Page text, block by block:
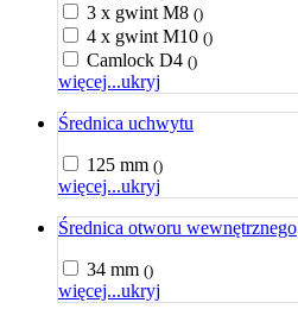
3 x gwint M8 ()
4 x gwint M10 ()
Camlock D4 ()
więcej...ukryj
Średnica uchwytu
125 mm ()
więcej...ukryj
Średnica otworu wewnętrznego
34 mm ()
więcej...ukryj